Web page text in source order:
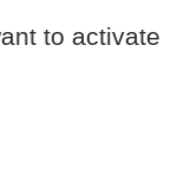
to activate